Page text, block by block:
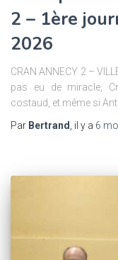
2 – 1ère
2026
CRAN ANNECY 2 –
pas eu de miracle,
costaud, et même si
Par Bertrand , il y a 6